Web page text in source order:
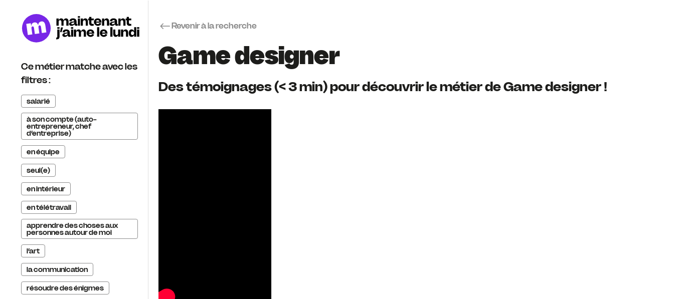
Ce métier matche avec les
filtres :
salarié
à son compte (auto-
entrepreneur, chef
d’entreprise)
en équipe
seul(e)
en intérieur
en télétravail
apprendre des choses aux
personnes autour de moi
l’art
la communication
résoudre des énigmes
Revenir à la recherche
Game designer
Des témoignages (< 3 min) pour découvrir le métier de Game designer !